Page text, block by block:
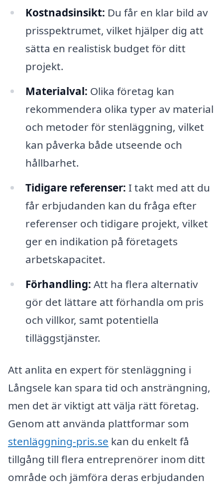
Kostnadsinsikt: Du får en klar bild av
prisspektrumet, vilket hjälper dig att
sätta en realistisk budget för ditt
projekt.
Materialval: Olika företag kan
rekommendera olika typer av material
och metoder för stenläggning, vilket
kan påverka både utseende och
hållbarhet.
Tidigare referenser: I takt med att du
får erbjudanden kan du fråga efter
referenser och tidigare projekt, vilket
ger en indikation på företagets
arbetskapacitet.
Förhandling: Att ha flera alternativ
gör det lättare att förhandla om pris
och villkor, samt potentiella
tilläggstjänster.
Att anlita en expert för stenläggning i
Långsele kan spara tid och ansträngning,
men det är viktigt att välja rätt företag.
Genom att använda plattformar som
stenläggning-pris.se kan du enkelt få
tillgång till flera entreprenörer inom ditt
område och jämföra deras erbjudanden